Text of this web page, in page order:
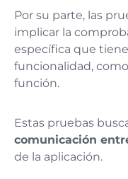
Por su parte, las
implicar la
específica que
funcionalidad,
función.
Estas pruebas
comunicación
de la aplicación​.